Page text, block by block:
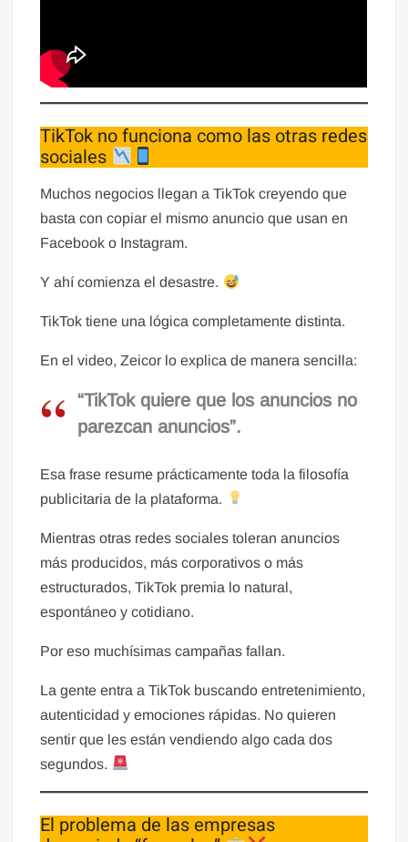
TikTok no funciona como las otras redes
sociales
Muchos negocios llegan a TikTok creyendo que
basta con copiar el mismo anuncio que usan en
Facebook o Instagram.
Y ahí comienza el desastre.
TikTok tiene una lógica completamente distinta.
En el video, Zeicor lo explica de manera sencilla:
“TikTok quiere que los anuncios no
parezcan anuncios”.
Esa frase resume prácticamente toda la filosofía
publicitaria de la plataforma.
Mientras otras redes sociales toleran anuncios
más producidos, más corporativos o más
estructurados, TikTok premia lo natural,
espontáneo y cotidiano.
Por eso muchísimas campañas fallan.
La gente entra a TikTok buscando entretenimiento,
autenticidad y emociones rápidas. No quieren
sentir que les están vendiendo algo cada dos
segundos.
El problema de las empresas